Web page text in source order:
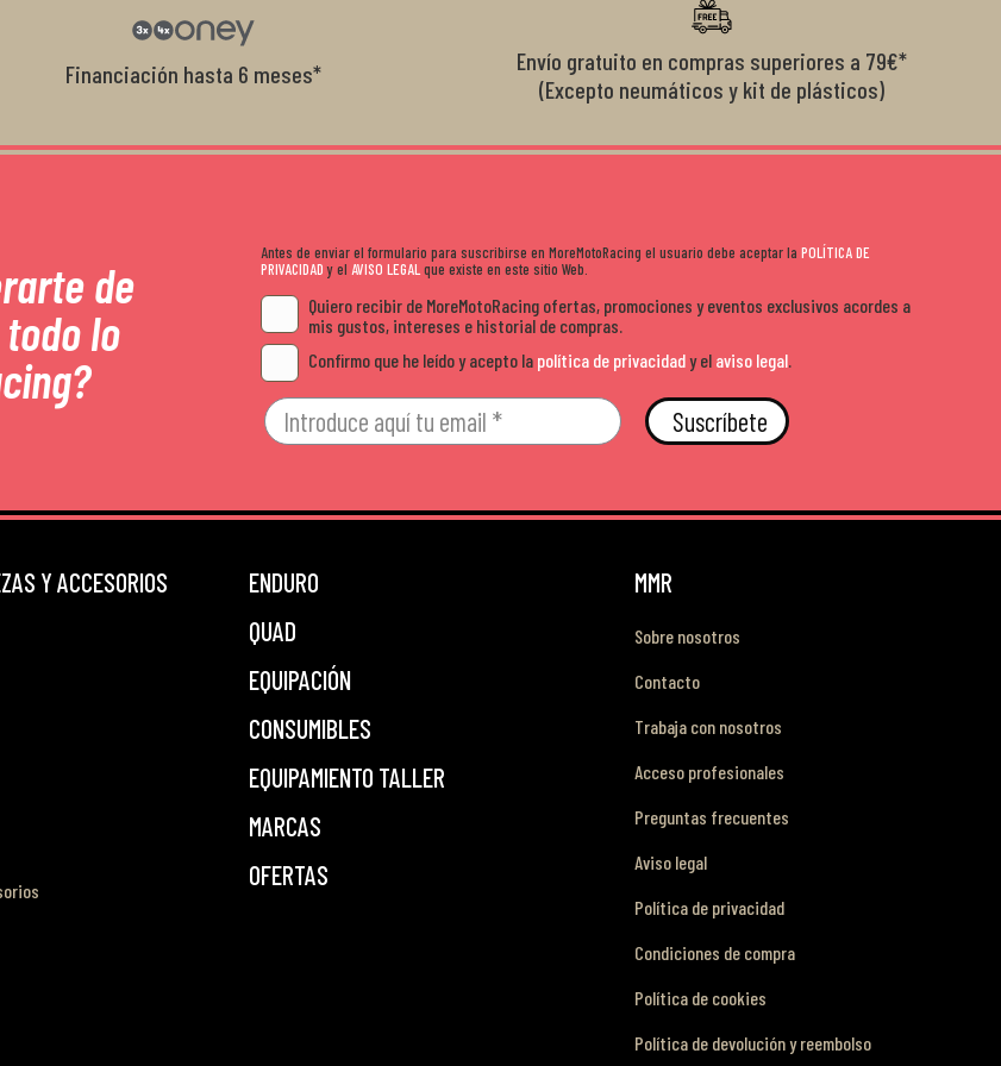
sitio. Calidad, rapidez y buen rollo. ??️
Financiación hasta 6 meses*
Envío gratuito en compras superiores a 79€*
(Excepto neumáticos y kit de plásticos)
de
lo
Antes de enviar el formulario para suscribirse en MoreMotoRacing el usuario debe aceptar la POLÍTICA DE
PRIVACIDADy el AVISO LEGALque existe en este sitio Web.
Quiero recibir de MoreMotoRacing ofertas, promociones y eventos exclusivos acordes a
mis gustos, intereses e historial de compras.
Confirmo que he leído y acepto la política de privacidady el aviso legal
Suscríbete
Y ACCESORIOS
ENDURO
QUAD
EQUIPACIÓN
CONSUMIBLES
EQUIPAMIENTO TALLER
MARCAS
OFERTAS
MMR
Sobre nosotros
Contacto
Trabaja con nosotros
Acceso profesionales
Preguntas frecuentes
Aviso legal
Política de privacidad
Condiciones de compra
Política de cookies
Política de devolución y reembolso